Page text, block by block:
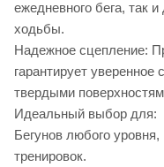
ежедневного бега, так
ходьбы.
Надежное сцепление:
гарантирует
твердыми
Идеальный выбор для:
Бегунов любого
тренировок.